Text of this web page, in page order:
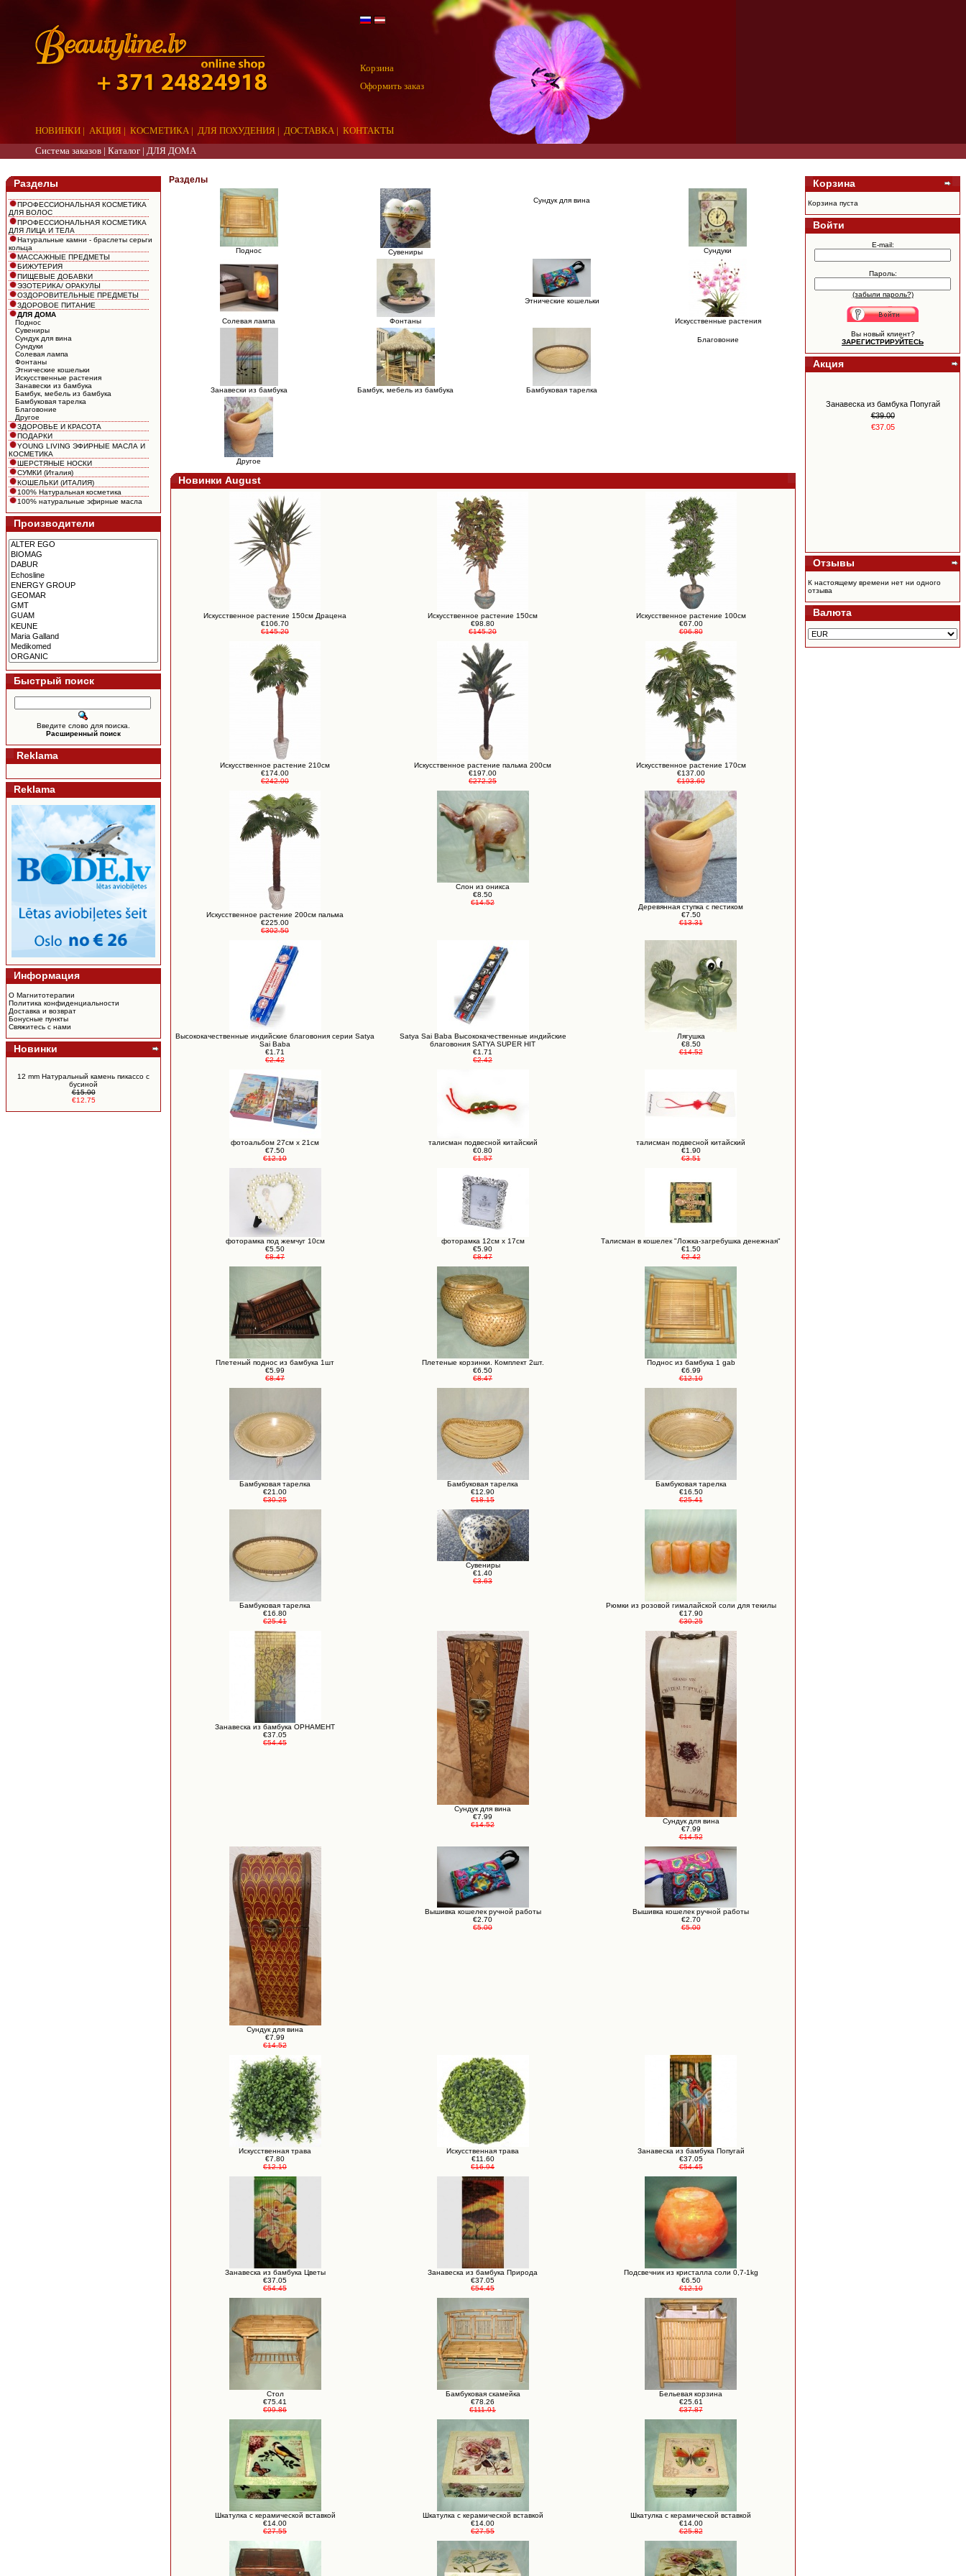
НОВИНКИ | АКЦИЯ | КОСМЕТИКА | ДЛЯ ПОХУДЕНИЯ | ДОСТАВКА | КОНТАКТЫ
Корзина
Оформить заказ
Система заказов | Каталог | ДЛЯ ДОМА
Разделы
ПРОФЕССИОНАЛЬНАЯ КОСМЕТИКА
ДЛЯ ВОЛОС
ПРОФЕССИОНАЛЬНАЯ КОСМЕТИКА
ДЛЯ ЛИЦА И ТЕЛА
Натуральные камни - браслеты серьги
кольца
МАССАЖНЫЕ ПРЕДМЕТЫ
БИЖУТЕРИЯ
ПИЩЕВЫЕ ДОБАВКИ
ЭЗОТЕРИКА/ ОРАКУЛЫ
ОЗДОРОВИТЕЛЬНЫЕ ПРЕДМЕТЫ
ЗДОРОВОЕ ПИТАНИЕ
ДЛЯ ДОМА
Поднос
Сувениры
Сундук для вина
Сундуки
Солевая лампа
Фонтаны
Этнические кошельки
Искусственные растения
Занавески из бамбука
Бамбук, мебель из бамбука
Бамбуковая тарелка
Благовоние
Другое
ЗДОРОВЬЕ И КРАСОТА
ПОДАРКИ
YOUNG LIVING ЭФИРНЫЕ МАСЛА И
КОСМЕТИКА
ШЕРСТЯНЫЕ НОСКИ
СУМКИ (Италия)
КОШЕЛЬКИ (ИТАЛИЯ)
100% Натуральная косметика
100% натуральные эфирные масла
Производители
Быстрый поиск
Введите слово для поиска.
Расширенный поиск
Reklama
Reklama
Информация
О Магнитотерапии
Политика конфиденциальности
Доставка и возврат
Бонусные пункты
Свяжитесь с нами
Новинки
12 mm Натуральный камень пикассо c
бусиной
€15.00
€12.75
Разделы
Поднос Сувениры
Сундук для вина
Сундуки
Солевая лампа Фонтаны
Этнические кошельки
Искусственные растения
Занавески из бамбука Бамбук, мебель из бамбука Бамбуковая тарелка
Благовоние
Другое
Новинки August
Искусственное растение 150см Драцена
€106.70
€145.20
Искусственное растение 150см
€98.80
€145.20
Искусственное растение 100см
€67.00
€96.80
Искусственное растение 210см
€174.00
€242.00
Искусственное растение пальма 200см
€197.00
€272.25
Искусственное растение 170см
€137.00
€193.60
Искусственное растение 200см пальма
€225.00
€302.50
Слон из оникса
€8.50
€14.52
Деревянная ступка с пестиком
€7.50
€13.31
Высококачественные индийские благовония серии Satya
Sai Baba
€1.71
€2.42
Satya Sai Baba Высококачественные индийские
благовония SATYA SUPER HIT
€1.71
€2.42
Лягушка
€8.50
€14.52
фотоальбом 27см х 21см
€7.50
€12.10
талисман подвесной китайский
€0.80
€1.57
талисман подвесной китайский
€1.90
€3.51
фоторамка под жемчуг 10см
€5.50
€8.47
фоторамка 12см х 17см
€5.90
€8.47
Талисман в кошелек "Ложка-загребушка денежная"
€1.50
€2.42
Плетеный поднос из бамбука 1шт
€5.99
€8.47
Плетеные корзинки. Комплект 2шт.
€6.50
€8.47
Поднос из бамбука 1 gab
€6.99
€12.10
Бамбуковая тарелка
€21.00
€30.25
Бамбуковая тарелка
€12.90
€18.15
Бамбуковая тарелка
€16.50
€25.41
Бамбуковая тарелка
€16.80
€25.41
Сувениры
€1.40
€3.63
Рюмки из розовой гималайской соли для текилы
€17.90
€30.25
Занавеска из бамбука ОРНАМЕНТ
€37.05
€54.45
Сундук для вина
€7.99
€14.52
Сундук для вина
€7.99
€14.52
Сундук для вина
€7.99
€14.52
Вышивка кошелек ручной работы
€2.70
€5.00
Вышивка кошелек ручной работы
€2.70
€5.00
Искусственная трава
€7.80
€12.10
Искусственная трава
€11.60
€16.94
Занавеска из бамбука Попугай
€37.05
€54.45
Занавеска из бамбука Цветы
€37.05
€54.45
Занавеска из бамбука Природа
€37.05
€54.45
Подсвечник из кристалла соли 0,7-1kg
€6.50
€12.10
Стол
€75.41
€99.86
Бамбуковая скамейка
€78.26
€111.91
Бельевая корзина
€25.61
€37.87
Шкатулка с керамической вставкой
€14.00
€27.55
Шкатулка с керамической вставкой
€14.00
€27.55
Шкатулка с керамической вставкой
€14.00
€25.82
Корзина
Корзина пуста
Войти
E-mail:
Пароль:
(забыли пароль?)
Вы новый клиент?
ЗАРЕГИСТРИРУЙТЕСЬ
Акция
YL коллекция 30 терапевтических
масел Europe 30 Oil Collection
€550.00
Занавеска из бамбука Попугай
€39.00
€37.05
Отзывы
К настоящему времени нет ни одного
отзыва
Валюта